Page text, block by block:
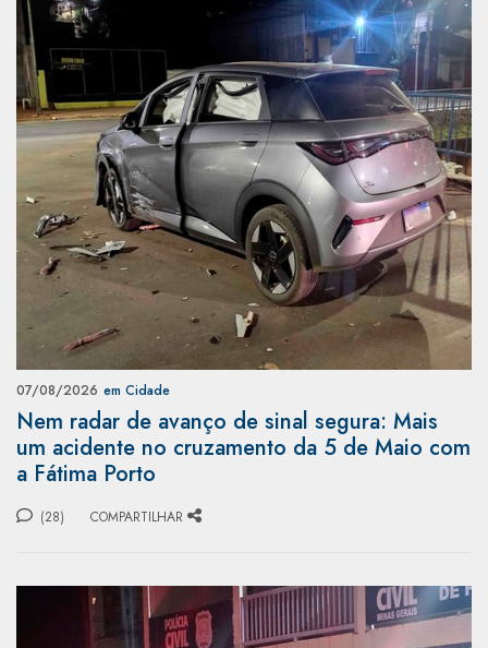
07/08/2026 em Cidade
Nem radar de avanço de sinal segura: Mais
um acidente no cruzamento da 5 de Maio com
a Fátima Porto
(28) COMPARTILHAR